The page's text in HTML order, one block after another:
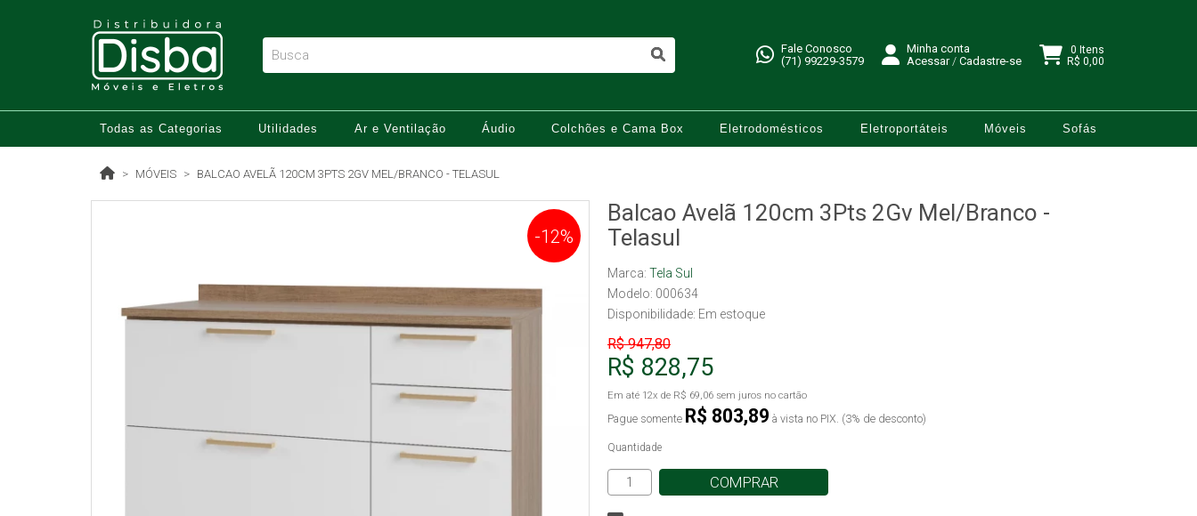
Fale Conosco
(71) 99229-3579
Minha conta
Acessar/ Cadastre-se
0 Itens
R$ 0,00
Todas as Categorias Utilidades Ar e Ventilação Áudio Colchões e Cama Box Eletrodomésticos Eletroportáteis Móveis Sofás
MÓVEIS BALCAO AVELÃ 120CM 3PTS 2GV MEL/BRANCO - TELASUL
-12%
Balcao Avelã 120cm 3Pts 2Gv Mel/Branco -
Telasul
Marca: Tela Sul
Modelo: 000634
Disponibilidade: Em estoque
R$ 947,80
R$ 828,75
Em até 12x de R$ 69,06 sem juros no cartão
Pague somente R$ 803,89 à vista no PIX. (3% de desconto)
Quantidade
COMPRAR